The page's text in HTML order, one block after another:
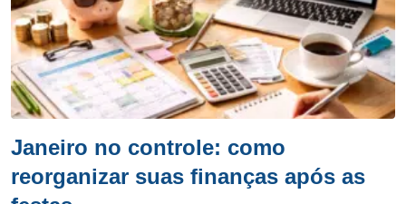
Janeiro no controle: como
reorganizar suas finanças após as